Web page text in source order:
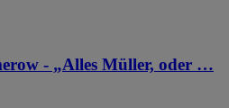
- „Alles Müller, oder …